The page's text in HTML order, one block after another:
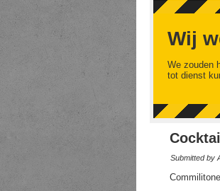
Wij
We zouden
tot dienst
Submitted by